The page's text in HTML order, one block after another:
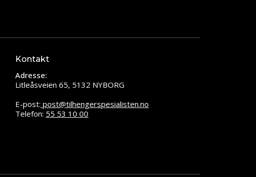
Kontakt
Adresse:
Litleåsveien 65, 5132 NYBORG
E-post: post@tilhengerspesialisten.no
Telefon: 55 53 10 00